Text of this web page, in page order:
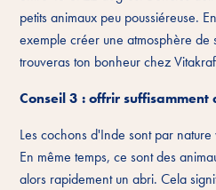
petits animaux peu poussiéreuse.
exemple créer une atmosphère de
trouveras ton bonheur chez
Conseil 3 : offrir
Les cochons d'Inde sont par
En même temps, ce sont des
alors rapidement un abri. Cela